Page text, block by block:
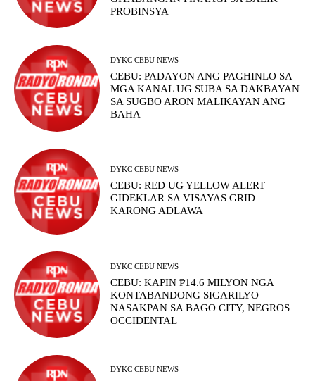
PROBINSYA
DYKC CEBU NEWS
CEBU: PADAYON ANG PAGHINLO SA
MGA KANAL UG SUBA SA DAKBAYAN
SA SUGBO ARON MALIKAYAN ANG
BAHA
DYKC CEBU NEWS
CEBU: RED UG YELLOW ALERT
GIDEKLAR SA VISAYAS GRID
KARONG ADLAWA
DYKC CEBU NEWS
CEBU: KAPIN ₱14.6 MILYON NGA
KONTABANDONG SIGARILYO
NASAKPAN SA BAGO CITY, NEGROS
OCCIDENTAL
DYKC CEBU NEWS